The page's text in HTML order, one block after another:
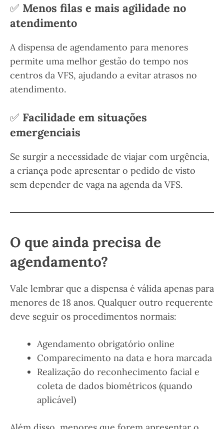
✅ Menos filas e mais agilidade no
atendimento
A dispensa de agendamento para menores
permite uma melhor gestão do tempo nos
centros da VFS, ajudando a evitar atrasos no
atendimento.
✅ Facilidade em situações
emergenciais
Se surgir a necessidade de viajar com urgência,
a criança pode apresentar o pedido de visto
sem depender de vaga na agenda da VFS.
O que ainda precisa de
agendamento?
Vale lembrar que a dispensa é válida apenas para
menores de 18 anos. Qualquer outro requerente
deve seguir os procedimentos normais:
Agendamento obrigatório online
Comparecimento na data e hora marcada
Realização do reconhecimento facial e
coleta de dados biométricos (quando
aplicável)